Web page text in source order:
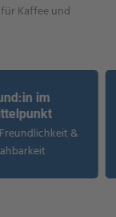
Kaffee und
im
&